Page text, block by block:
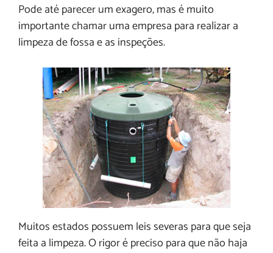
Pode até parecer um exagero, mas é muito
importante chamar uma empresa para realizar a
limpeza de fossa e as inspeções.
Muitos estados possuem leis severas para que seja
feita a limpeza. O rigor é preciso para que não haja